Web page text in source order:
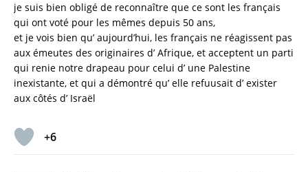
je suis bien obligé de reconnaître que ce sont les français
qui ont voté pour les mêmes depuis 50 ans,
et je vois bien qu’ aujourd’hui, les français ne réagissent pas
aux émeutes des originaires d’ Afrique, et acceptent un parti
qui renie notre drapeau pour celui d’ une Palestine
inexistante, et qui a démontré qu’ elle refuusait d’ exister
aux côtés d’ Israël
+6